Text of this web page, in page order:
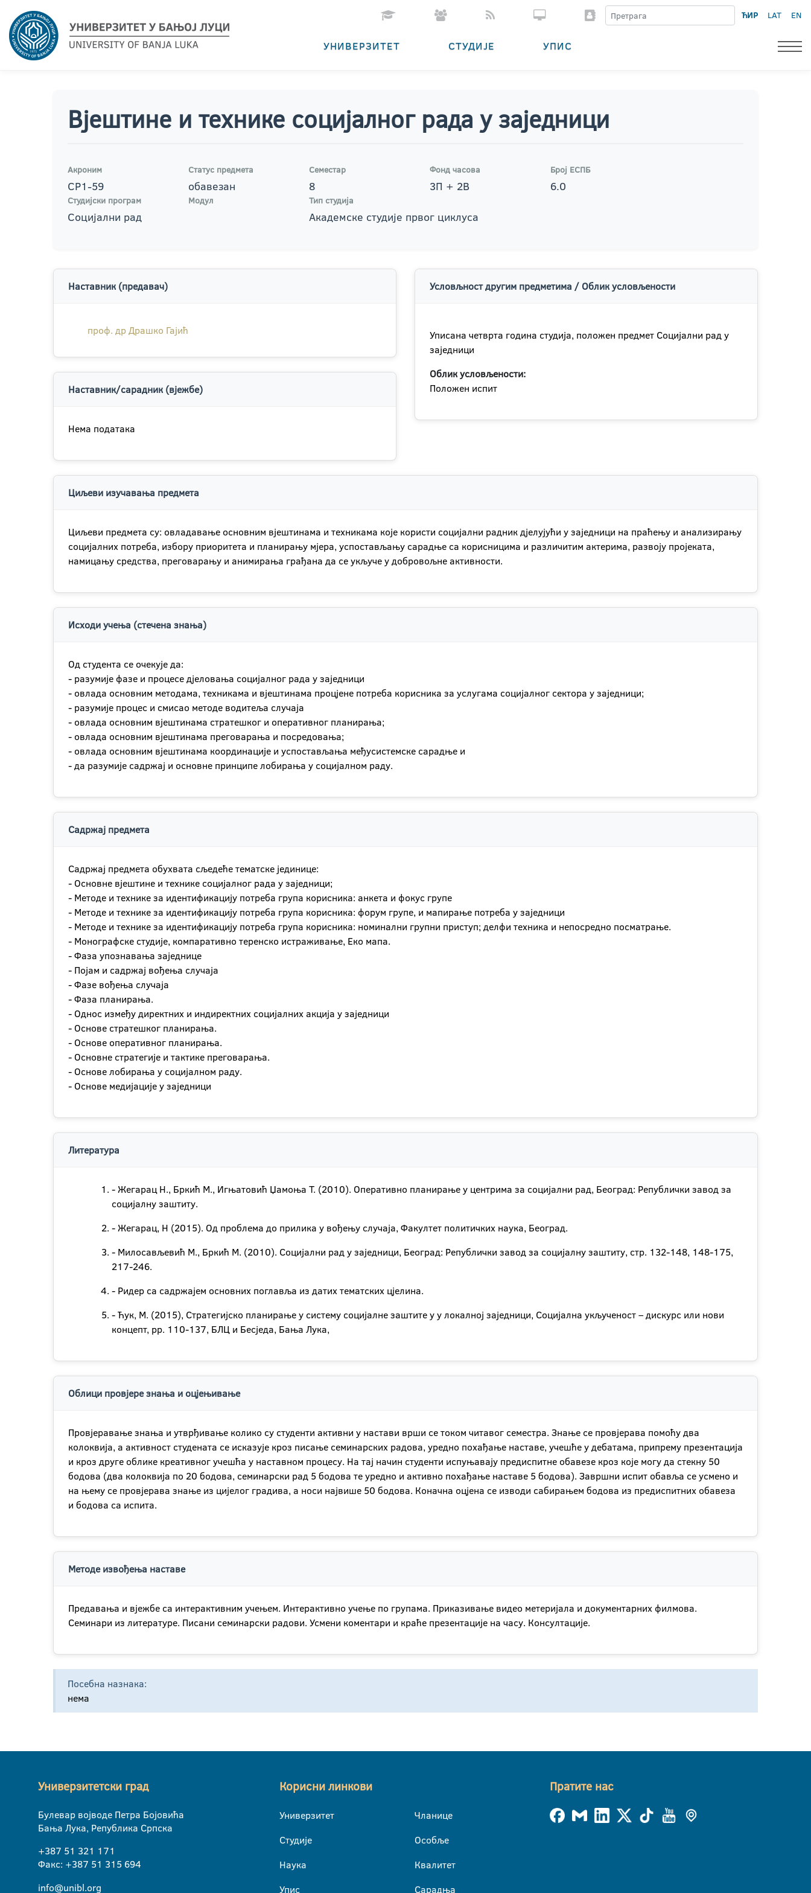
ЋИР LAT EN
УНИВЕРЗИТЕТ СТУДИЈЕ УПИС
Вјештине и технике социјалног рада у заједници
Акроним
СР1-59
Статус предмета
обавезан
Семестар
8
Фонд часова
3П + 2В
Број ЕСПБ
6.0
Студијски програм
Социјални рад
Модул Тип студија
Академске студије првог циклуса
Наставник (предавач)
проф. др Драшко Гајић
Наставник/сарадник (вјежбе)
Нема података
Условљност другим предметима / Облик условљености
Уписана четврта година студија, положен предмет Социјални рад у
заједници
Облик условљености:
Положен испит
Циљеви изучавања предмета
Циљеви предмета су: овладавањe основним вјештинама и техникама које користи социјални радник дјелујући у заједници на праћењу и анализирању
социјалних потреба, избору приоритета и планирању мјера, успостављању сарадње са корисницима и различитим актерима, развоју пројеката,
намицању средства, преговарању и анимирања грађана да се укључе у добровољне активности.
Исходи учења (стечена знања)
Од студента се очекује да:
- разумије фазе и процесе дјеловања социјалног рада у заједници
- овлада основним методама, техникама и вјештинама процјене потреба корисника за услугама социјалног сектора у заједници;
- разумије процес и смисао методе водитеља случаја
- овлада основним вјештинама стратешког и оперативног планирања;
- овлада основним вјештинама преговарања и посредовања;
- овлада основним вјештинама координације и успостављања међусистемске сарадње и
- да разумије садржај и основне принципе лобирања у социјалном раду.
Садржај предмета
Садржај предмета обухвата сљедеће тематске јединице:
- Основне вјештине и технике социјалног рада у заједници;
- Методе и технике за идентификацију потреба група корисника: анкета и фокус групе
- Методе и технике за идентификацију потреба група корисника: форум групе, и мапирање потреба у заједници
- Методе и технике за идентификацију потреба група корисника: номинални групни приступ; делфи техника и непосредно посматрање.
- Монографске студије, компаративно теренско истраживање, Еко мапа.
- Фаза упознавања заједнице
- Појам и садржај вођења случаја
- Фазе вођења случаја
- Фаза планирања.
- Однос између директних и индиректних социјалних акција у заједници
- Основе стратешког планирања.
- Основе оперативног планирања.
- Основне стратегије и тактике преговарања.
- Основе лобирања у социјалном раду.
- Основе медијације у заједници
Литература
- Жегарац Н., Бркић М., Игњатовић Џамоња Т. (2010). Оперативно планирање у центрима за социјални рад, Београд: Републички завод за
социјалну заштиту.
- Жегарац, Н (2015). Од проблема до прилика у вођењу случаја, Факултет политичких наука, Београд.
- Милосављевић М., Бркић М. (2010). Социјални рад у заједници, Београд: Републички завод за социјалну заштиту, стр. 132-148, 148-175,
217-246.
- Ридер са садржајем основних поглавља из датих тематских цјелина.
- Ћук, М. (2015), Стратегијско планирање у систему социјалне заштите у у локалној заједници, Социјална укљученост – дискурс или нови
концепт, pp. 110-137, БЛЦ и Бесједа, Бања Лука,
Облици провјере знања и оцјењивање
Провјеравање знања и утврђивање колико су студенти активни у настави врши се током читавог семестра. Знање се провјерава помоћу два
колоквија, а активност студената се исказује кроз писање семинарских радова, уредно похађање наставе, учешће у дебатама, припрему презентација
и кроз друге облике креативног учешћа у наставном процесу. На тај начин студенти испуњавају предиспитне обавезе кроз које могу да стекну 50
бодова (два колоквија по 20 бодова, семинарски рад 5 бодова те уредно и активно похађање наставе 5 бодова). Завршни испит обавља се усмено и
на њему се провjерава знање из цијелог градива, а носи највише 50 бодова. Коначна оцјена се изводи сабирањем бодова из предиспитних обавеза
и бодова са испита.
Методе извођења наставе
Предавања и вјежбе са интерактивним учењем. Интерактивно учење по групама. Приказивање видео метеријала и документарних филмова.
Семинари из литературе. Писани семинарски радови. Усмени коментари и краће презентације на часу. Консултације.
Посебна назнака:
нема
Универзитетски град
Булевар војводе Петра Бојовића
Бања Лука, Република Српска
+387 51 321 171
Факс: +387 51 315 694
info@unibl.org
Корисни линкови
Универзитет
Студије
Наука
Упис
Чланице
Особље
Квалитет
Сарадња
Пратите нас